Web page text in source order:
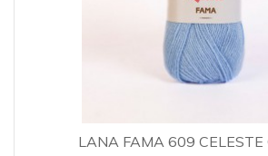
LANA FAMA 609 CELESTE